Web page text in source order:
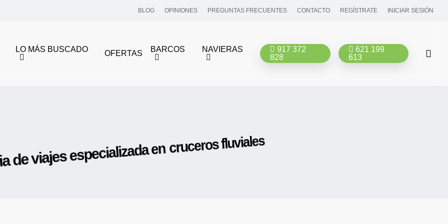
BLOG OPINIONES PREGUNTAS FRECUENTES CONTACTO REGÍSTRATE INICIAR SESIÓN
LO MÁS BUSCADO OFERTAS BARCOS NAVIERAS
917 372
828
621 199
613
de viajes especializada encruceros fluviales